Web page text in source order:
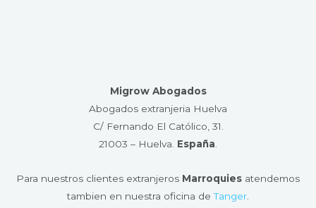
Migrow Abogados
Abogados extranjeria Huelva
C/ Fernando El Católico, 31.
21003 – Huelva​. España
Para nuestros clientes extranjeros Marroquies atendemos
tambien en nuestra oficina deTanger